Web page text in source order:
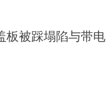
板被踩塌陷与带电